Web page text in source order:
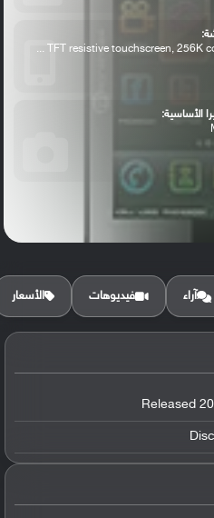
TFT resistive touchscreen, 256K
الأساسية:
آراء فيديوهات الأسعار